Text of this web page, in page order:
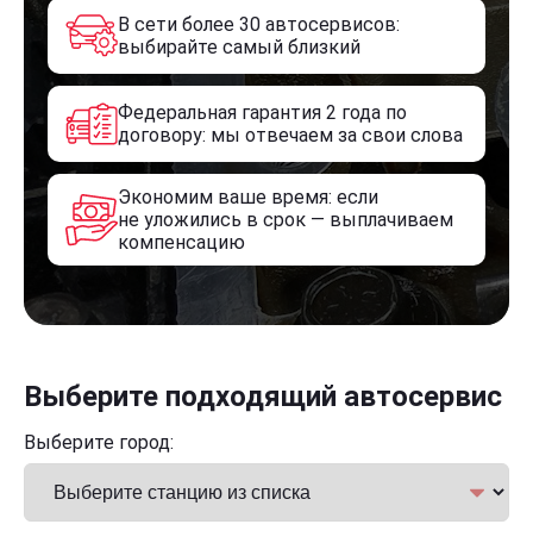
В сети более 30 автосервисов:
выбирайте самый близкий
Федеральная гарантия 2 года по
договору: мы отвечаем за свои слова
Экономим ваше время: если
не уложились в срок — выплачиваем
компенсацию
Выберите подходящий автосервис
Выберите город: